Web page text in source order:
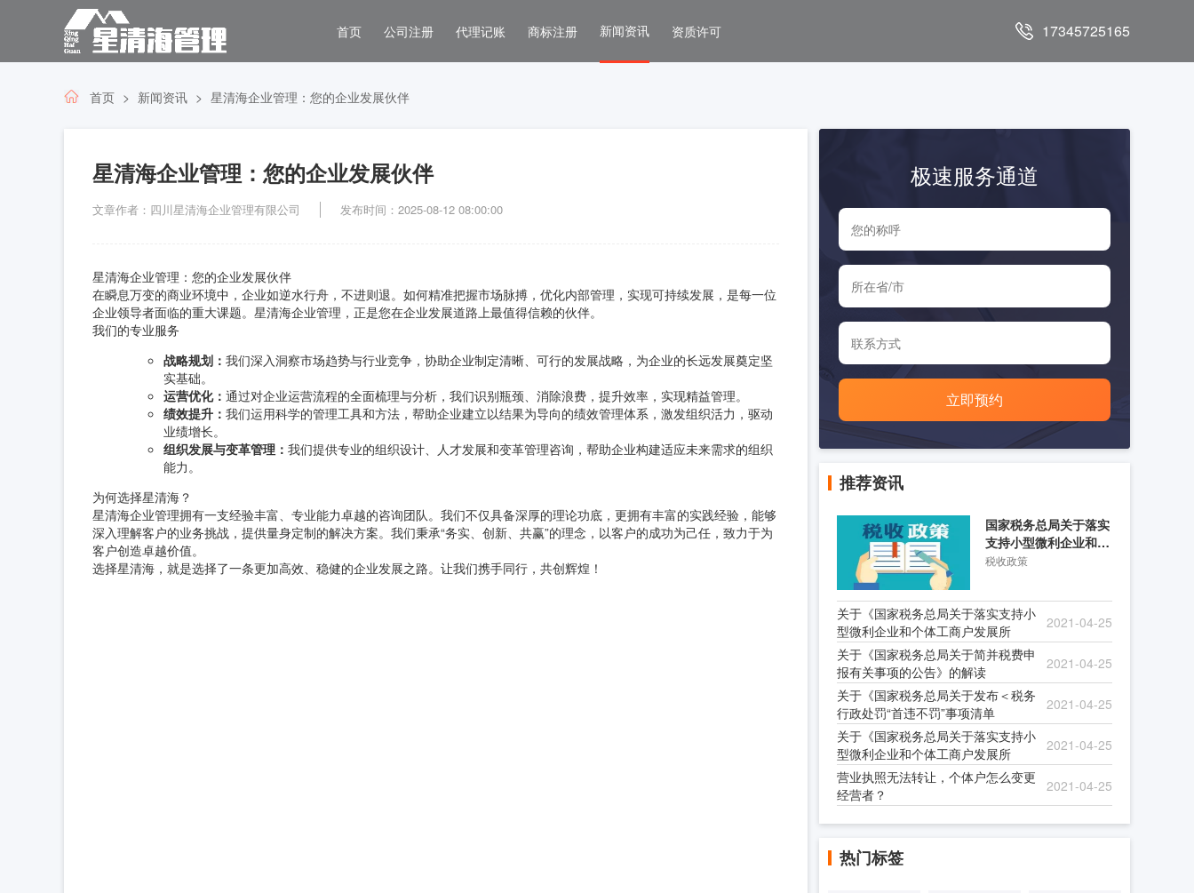
首页 公司注册 代理记账 商标注册 新闻资讯 资质许可 17345725165
首页 新闻资讯 星清海企业管理：您的企业发展伙伴
星清海企业管理：您的企业发展伙伴
文章作者：四川星清海企业管理有限公司 发布时间：2025-08-12 08:00:00
星清海企业管理：您的企业发展伙伴
在瞬息万变的商业环境中，企业如逆水行舟，不进则退。如何精准把握市场脉搏，优化内部管理，实现可持续发展，是每一位
企业领导者面临的重大课题。星清海企业管理，正是您在企业发展道路上最值得信赖的伙伴。
我们的专业服务
战略规划： 我们深入洞察市场趋势与行业竞争，协助企业制定清晰、可行的发展战略，为企业的长远发展奠定坚
实基础。
运营优化： 通过对企业运营流程的全面梳理与分析，我们识别瓶颈、消除浪费，提升效率，实现精益管理。
绩效提升： 我们运用科学的管理工具和方法，帮助企业建立以结果为导向的绩效管理体系，激发组织活力，驱动
业绩增长。
组织发展与变革管理： 我们提供专业的组织设计、人才发展和变革管理咨询，帮助企业构建适应未来需求的组织
能力。
为何选择星清海？
星清海企业管理拥有一支经验丰富、专业能力卓越的咨询团队。我们不仅具备深厚的理论功底，更拥有丰富的实践经验，能够
深入理解客户的业务挑战，提供量身定制的解决方案。我们秉承“务实、创新、共赢”的理念，以客户的成功为己任，致力于为
客户创造卓越价值。
选择星清海，就是选择了一条更加高效、稳健的企业发展之路。让我们携手同行，共创辉煌！
极速服务通道
立即预约
推荐资讯
国家税务总局关于落实
支持小型微利企业和个
体工商户发展所得税优
税收政策
关于《国家税务总局关于落实支持小
型微利企业和个体工商户发展所
2021-04-25
关于《国家税务总局关于简并税费申
报有关事项的公告》的解读
2021-04-25
关于《国家税务总局关于发布＜税务
行政处罚“首违不罚”事项清单
2021-04-25
关于《国家税务总局关于落实支持小
型微利企业和个体工商户发展所
2021-04-25
营业执照无法转让，个体户怎么变更
经营者？
2021-04-25
热门标签